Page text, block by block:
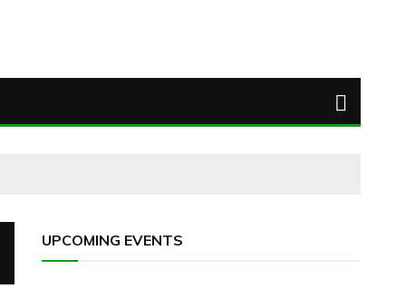
UPCOMING EVENTS